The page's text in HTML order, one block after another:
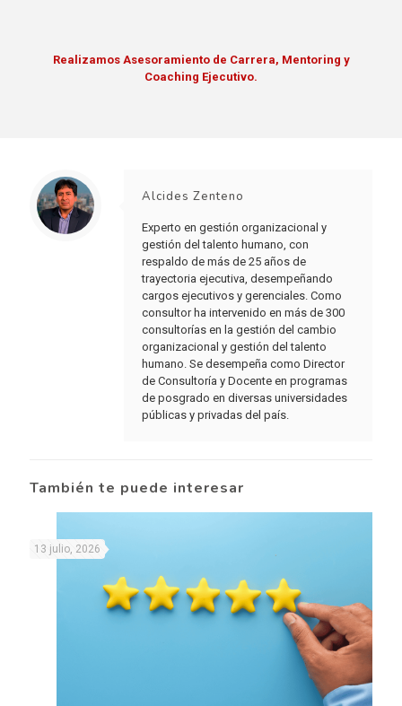
Realizamos Asesoramiento de Carrera, Mentoring y
Coaching Ejecutivo.
Alcides Zenteno
Experto en gestión organizacional y
gestión del talento humano, con
respaldo de más de 25 años de
trayectoria ejecutiva, desempeñando
cargos ejecutivos y gerenciales. Como
consultor ha intervenido en más de 300
consultorías en la gestión del cambio
organizacional y gestión del talento
humano. Se desempeña como Director
de Consultoría y Docente en programas
de posgrado en diversas universidades
públicas y privadas del país.
También te puede interesar
13 julio, 2026